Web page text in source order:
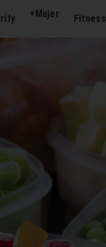
+Mujer Fitness